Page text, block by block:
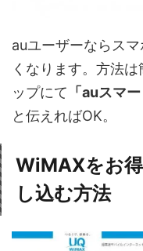
auユーザーならス
くなります。方法
ップにて 「auスマ
と伝えればOK。
WiMAXをお
し込む方法